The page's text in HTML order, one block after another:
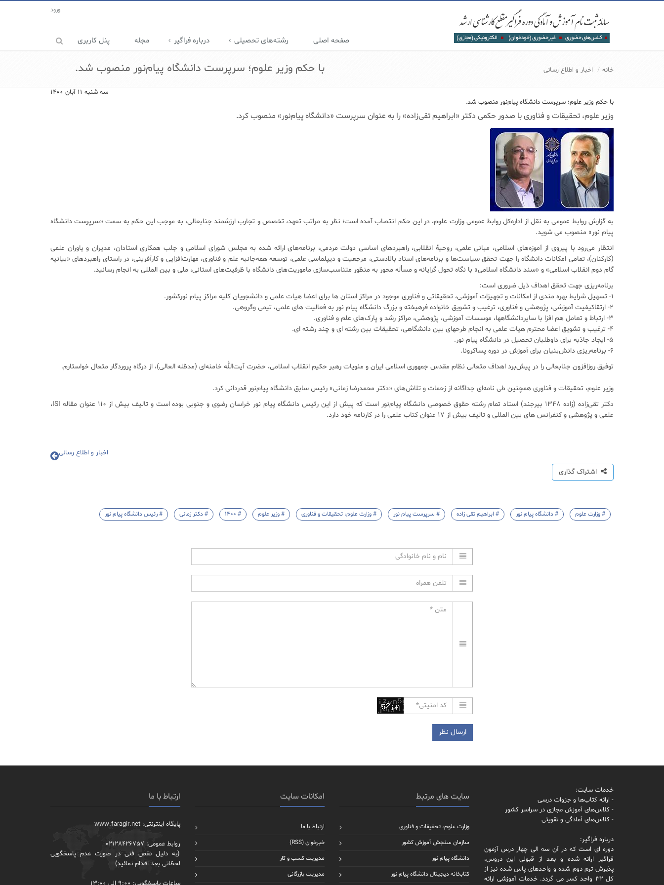
ورود
صفحه اصلی رشته‌های تحصیلی درباره فراگیر مجله پنل کاربری
خانه اخبار و اطلاع رسانی با حکم وزیر علوم؛ سرپرست دانشگاه پیام‌نور منصوب شد.
سه شنبه ۱۱ آبان ۱۴۰۰
با حکم وزیر علوم؛ سرپرست دانشگاه پیام‌نور منصوب شد.
وزیر علوم، تحقیقات و فناوری با صدور حکمی دکتر «ابراهیم تقی‌زاده» را به عنوان سرپرست «دانشگاه پیام‌نور» منصوب کرد.
به گزارش روابط عمومی به نقل از اداره‌کل روابط عمومی وزارت علوم، در این حکم انتصاب آمده است؛ نظر به مراتب تعهد، تخصص و تجارب ارزشمند جنابعالی، به موجب این حکم به سمت «سرپرست دانشگاه
پیام نور» منصوب می شوید.
انتظار می‌رود با پیروی از آموزه‌‌های اسلامی، مبانی علمی، روحیۀ انقلابی، راهبردهای اساسی دولت مردمی، برنامه‌های ارائه شده به مجلس شورای اسلامی و جلب همکاری استادان، مدیران و یاوران علمی
(کارکنان)، تمامی امکانات دانشگاه را جهت تحقق سیاست‌ها و برنامه‌های اسناد بالادستی، مرجعیت و دیپلماسی علمی، توسعه همه‌جانبه علم و فناوری، مهارت‌افزایی و کارآفرینی، در راستای راهبردهای «بیانیه
گام دوم انقلاب اسلامی» و «سند دانشگاه اسلامی» با نگاه تحول گرایانه و مسأله محور به منظور متناسب‌سازی ماموریت‌های دانشگاه با ظرفیت‌های استانی، ملی و بین المللی به انجام رسانید.
برنامه‌ریزی جهت تحقق اهداف ذیل ضروری است:
۱- تسهیل شرایط بهره مندی از امکانات و تجهیزات آموزشی، تحقیقاتی و فناوری موجود در مراکز استان ها برای اعضا هیات علمی و دانشجویان کلیه مراکز پیام نورکشور.
۲- ارتقاکیفیت آموزشی، پژوهشی و فناوری، ترغیب و تشویق خانواده فرهیخته و بزرگ دانشگاه پیام نور به فعالیت های علمی، تیمی وگروهی.
۳- ارتباط و تعامل هم افزا با سایردانشگاهها، موسسات آموزشی، پژوهشی، مراکز رشد و پارک‌‌های علم و فناوری.
۴- ترغیب و تشویق اعضا محترم هیات علمی به انجام طرحهای بین دانشگاهی، تحقیقات بین رشته ای و چند رشته ای.
۵- ایجاد جاذبه برای داوطلبان تحصیل در دانشگاه پیام نور.
۶- برنامه‌ریزی دانش‌بنیان برای آموزش در دوره پسا‌کرونا.
توفیق روزافزون جنابعالی را در پیش‌برد اهداف متعالی نظام مقدس جمهوری اسلامی ایران و منویات رهبر حکیم انقلاب اسلامی، حضرت آیت‌الله خامنه‌ای (مدظله العالی)، از درگاه پروردگار متعال خواستارم.
وزیر علوم، تحقیقات و فناوری همچنین طی نامه‌ای جداگانه از زحمات و تلاش‌های «دکتر محمدرضا زمانی» رئیس سابق دانشگاه پیام‌نور قدردانی کرد.
دکتر تقی‌‌زاده (زاده ۱۳۴۸ بیرجند) استاد تمام رشته حقوق خصوصی دانشگاه پیام‌نور است که پیش از این رئیس دانشگاه پیام نور خراسان رضوی و جنوبی بوده است و تالیف بیش از ۱۱۰ عنوان مقاله ISI،
علمی و پژوهشی و کنفرانس های بین المللی و تالیف بیش از ۱۷ عنوان کتاب علمی را در کارنامه خود دارد.
اخبار و اطلاع رسانی
اشتراک گذاری
# وزارت علوم # دانشگاه پیام نور # ابراهیم تقی‌ زاده # سرپرست پیام نور # وزارت علوم، تحقیقات و فناوری # وزیر علوم # 1400 # دکتر زمانی # رئیس دانشگاه پیام نور
خدمات سایت:
- ارائه کتاب‌ها و جزوات درسی
- کلاس‌های آموزش مجازی در سراسر کشور
- کلاس‌های آمادگی و تقویتی
درباره فراگیر:
دوره ای است که در آن سه الی چهار درس آزمون
فراگیر ارائه شده و بعد از قبولی این دروس،
پذیرش ترم دوم شده و واحدهای پاس شده نیز از
کل 32 واحد کسر می گردد. خدمات آموزشی ارائه
سایت های مرتبط
وزارت علوم، تحقیقات و فناوری
سازمان سنجش آموزش کشور
دانشگاه پیام نور
کتابخانه دیجیتال دانشگاه پیام نور
امکانات سایت
ارتباط با ما
خبرخوان (RSS)
مدیریت کسب و کار
مدیریت بازرگانی
ارتباط با ما
پایگاه اینترنتی: www.faragir.net
روابط عمومی: 02128426757
(به دلیل نقص فنی در صورت عدم پاسخگویی
لحظاتی بعد اقدام نمائید)